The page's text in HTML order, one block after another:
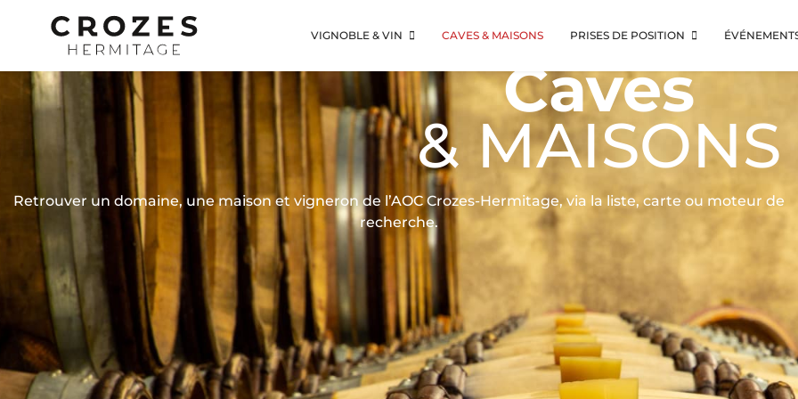
VIGNOBLE & VIN CAVES & MAISONS PRISES DE POSITION
Caves
& MAISONS
Retrouver un domaine, une maison et vigneron de l’AOC Crozes-Hermitage, via la liste, carte ou moteur de
recherche.